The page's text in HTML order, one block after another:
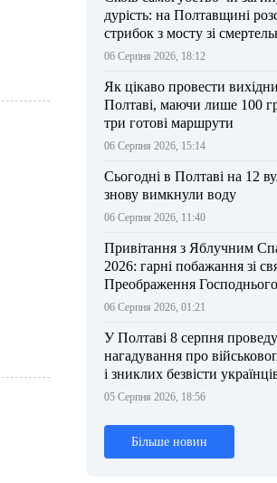
дурість: на Полтавщині
стрибок з мосту зі
результатом
06 Серпня 2026, 18:12
Як цікаво провести
Полтаві, маючи лише 100
три готові маршрути
06 Серпня 2026, 15:14
Сьогодні в Полтаві на 12
знову вимкнули воду
06 Серпня 2026, 11:40
Привітання з Яблучним
2026: гарні побажання зі
Преображення Господнього
06 Серпня 2026, 01:21
У Полтаві 8 серпня
нагадування про
і зниклих безвісти
05 Серпня 2026, 18:56
Більше новин